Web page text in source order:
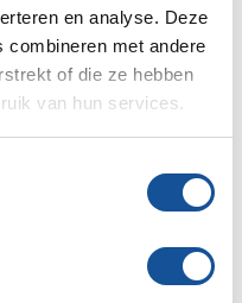
en analyse. Deze
combineren met andere
of die ze hebben
van hun services.
BTW
mijn order